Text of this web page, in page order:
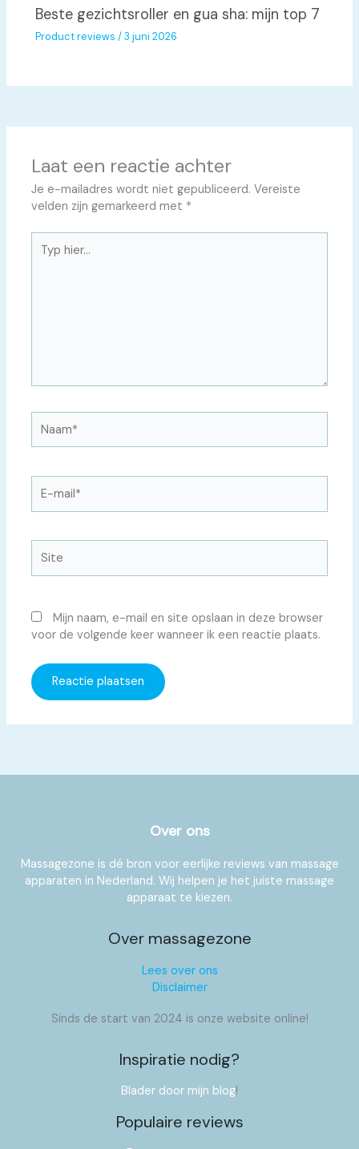
Beste gezichtsroller en gua sha: mijn top 7
Product reviews /3 juni 2026
Laat een reactie achter
Je e-mailadres wordt niet gepubliceerd. Vereiste
velden zijn gemarkeerd met *
hier...
mail*
Mijn naam, e-mail en site opslaan in deze browser
voor de volgende keer wanneer ik een reactie plaats.
Over ons
Massagezone is dé bron voor eerlijke reviews van massage
apparaten in Nederland. Wij helpen je het juiste massage
apparaat te kiezen.
Over massagezone
Lees over ons
Disclaimer
Sinds de start van 2024 is onze website online!
Inspiratie nodig?
Blader door mijn blog!
Populaire reviews